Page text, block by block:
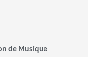
de Musique